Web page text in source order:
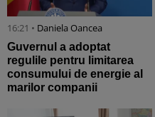
16:21 • Daniela Oancea
Guvernul a adoptat
regulile pentru limitarea
consumului de energie al
marilor companii